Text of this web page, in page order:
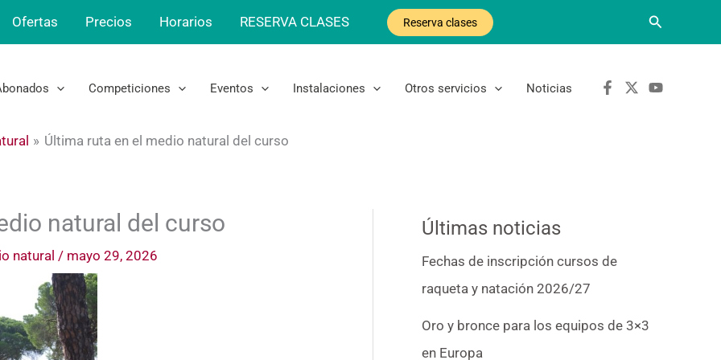
Ofertas Precios Horarios RESERVA CLASES Reserva clases Buscar
Competiciones Eventos Instalaciones Otros servicios Noticias
Última ruta en el medio natural del curso
natural del curso
natural / mayo 29, 2026
Últimas noticias
Fechas de inscripción cursos de
raqueta y natación 2026/27
Oro y bronce para los equipos de 3×3
en Europa